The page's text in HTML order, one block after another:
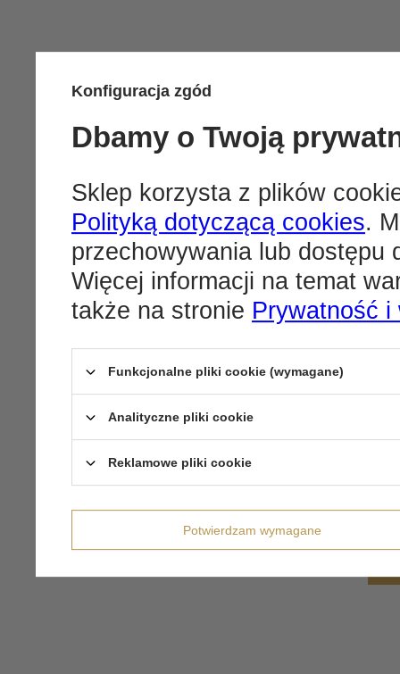
Konfiguracja zgód
Dbamy o Twoją
Sklep korzysta z plików
Polityką dotyczącą cookies.
przechowywania lub dostępu
Więcej informacji na temat
także na stronie Prywatność i
Funkcjonalne pliki cookie (wymagane)
Analityczne pliki cookie
Reklamowe pliki cookie
Potwierdzam wymagane